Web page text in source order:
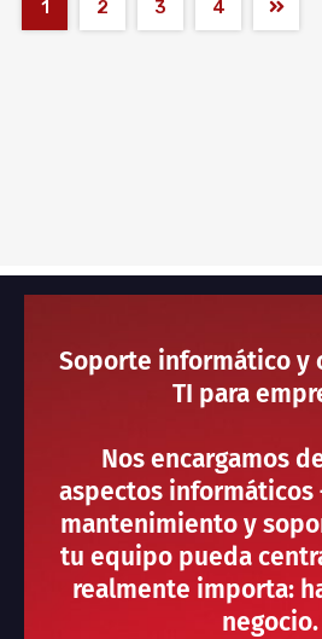
1 2 3 4
Soporte informático y
TI para
Nos encargamos
aspectos
mantenimiento y
tu equipo pueda
realmente importa:
negocio.